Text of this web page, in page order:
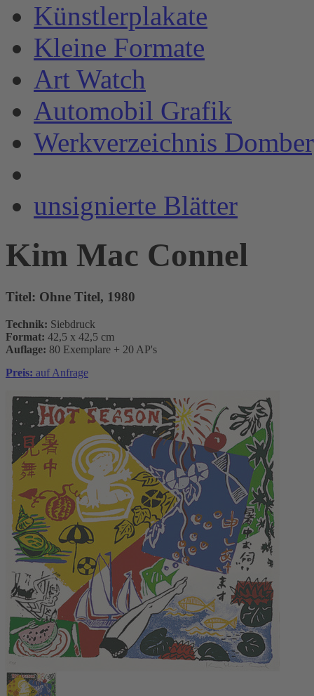
Künstlerplakate
Kleine Formate
Art Watch
Automobil Grafik
Werkverzeichnis
unsignierte Blätter
Kim Mac Connel
Titel: Ohne Titel, 1980
Technik: Siebdruck
Format: 42,5 x 42,5 cm
Auflage: 80 Exemplare + 20 AP's
Preis: auf Anfrage